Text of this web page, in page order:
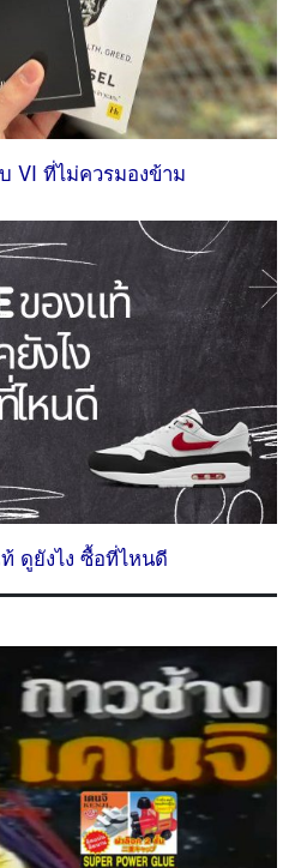
VI ที่ไม่ควรมองข้าม
ดูยังไง ซื้อที่ไหนดี